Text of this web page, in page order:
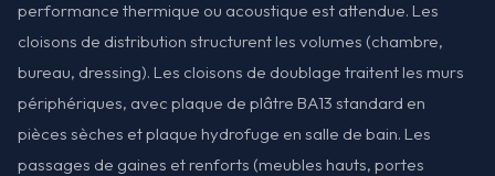
performance thermique ou acoustique est attendue. Les
cloisons de distribution structurent les volumes (chambre,
bureau, dressing). Les cloisons de doublage traitent les murs
périphériques, avec plaque de plâtre BA13 standard en
pièces sèches et plaque hydrofuge en salle de bain. Les
passages de gaines et renforts (meubles hauts, portes